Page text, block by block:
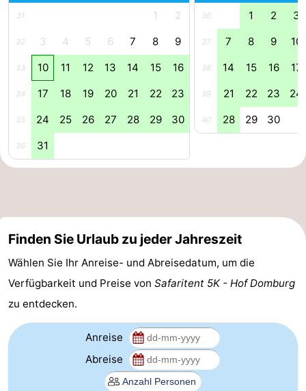
Zierikzee
Natur
Oosterschelde
Burgh
Haamstede
Natur
Schouwen
Walcheren
Natur
Oranjezon
-
Oostkapelle
-
Natur
de
-
Westkapelle
-
31 1 2
32 3 4 5 6 7 8 9
33 10 11 12 13 14 15 16
34 17 18 19 20 21 22 23
35 24 25 26 27 28 29 30
36 31
36 1 2 3
37 7 8 9 10
38 14 15 16 17
39 21 22 23 24
40 28 29 30
Finden Sie Urlaub zu jeder Jahreszeit
Wählen Sie Ihr Anreise- und Abreisedatum, um die
Verfügbarkeit und Preise von Safaritent 5K - Hof Domburg
zu entdecken.
Anreise
Abreise